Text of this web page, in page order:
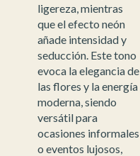
ligereza, mientras
que el efecto neón
añade intensidad y
seducción. Este tono
evoca la elegancia de
las flores y la energía
moderna, siendo
versátil para
ocasiones informales
o eventos lujosos,